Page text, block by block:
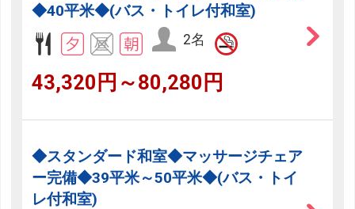
◆40平米◆(バス・トイレ付和室)
2名
43,320円～80,280円
◆スタンダード和室◆マッサージチェア
ー完備◆39平米～50平米◆(バス・トイ
レ付和室)